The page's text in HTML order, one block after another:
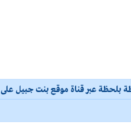
بلحظة عبر قناة موقع بنت جبيل على